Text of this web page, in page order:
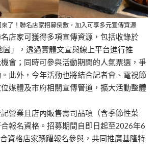
了！聯名店家招募倒數，加入可享多元宣傳資源
店家可獲得多項宣傳資源，包括收錄於
圖」，透過實體文宣與線上平台進行推
會；同時可參與活動期間的人氣票選，爭
此外，今年活動也將結合記者會、電視節
媒體及市府相關宣傳管道，擴大活動整體
營業且店內販售壽司品項（含季節性菜
報名資格。招募期間自即日起至2026年6
資格店家踴躍報名參與，共同推廣基隆特